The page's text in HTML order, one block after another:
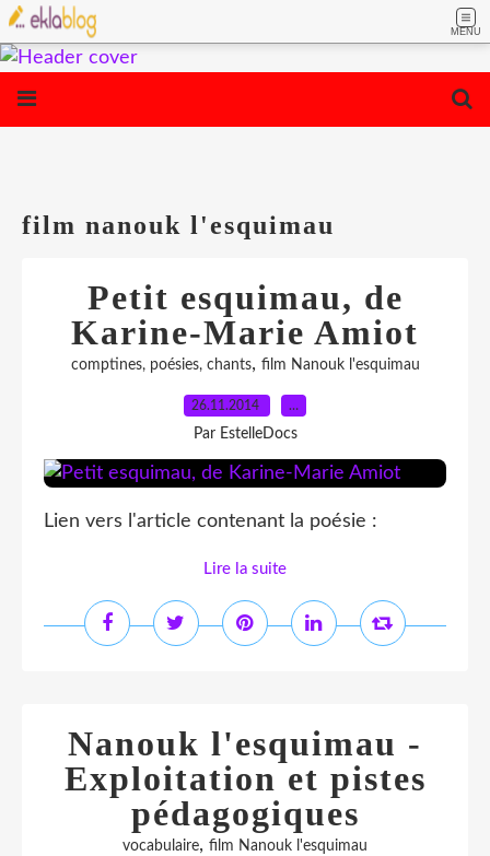
MENU
film nanouk l'esquimau
Petit esquimau, de
Karine-Marie Amiot
comptines, poésies, chants, film Nanouk l'esquimau
26.11.2014 …
Par EstelleDocs
Lien vers l'article contenant la poésie :
Lire la suite
Nanouk l'esquimau -
Exploitation et pistes
pédagogiques
vocabulaire, film Nanouk l'esquimau